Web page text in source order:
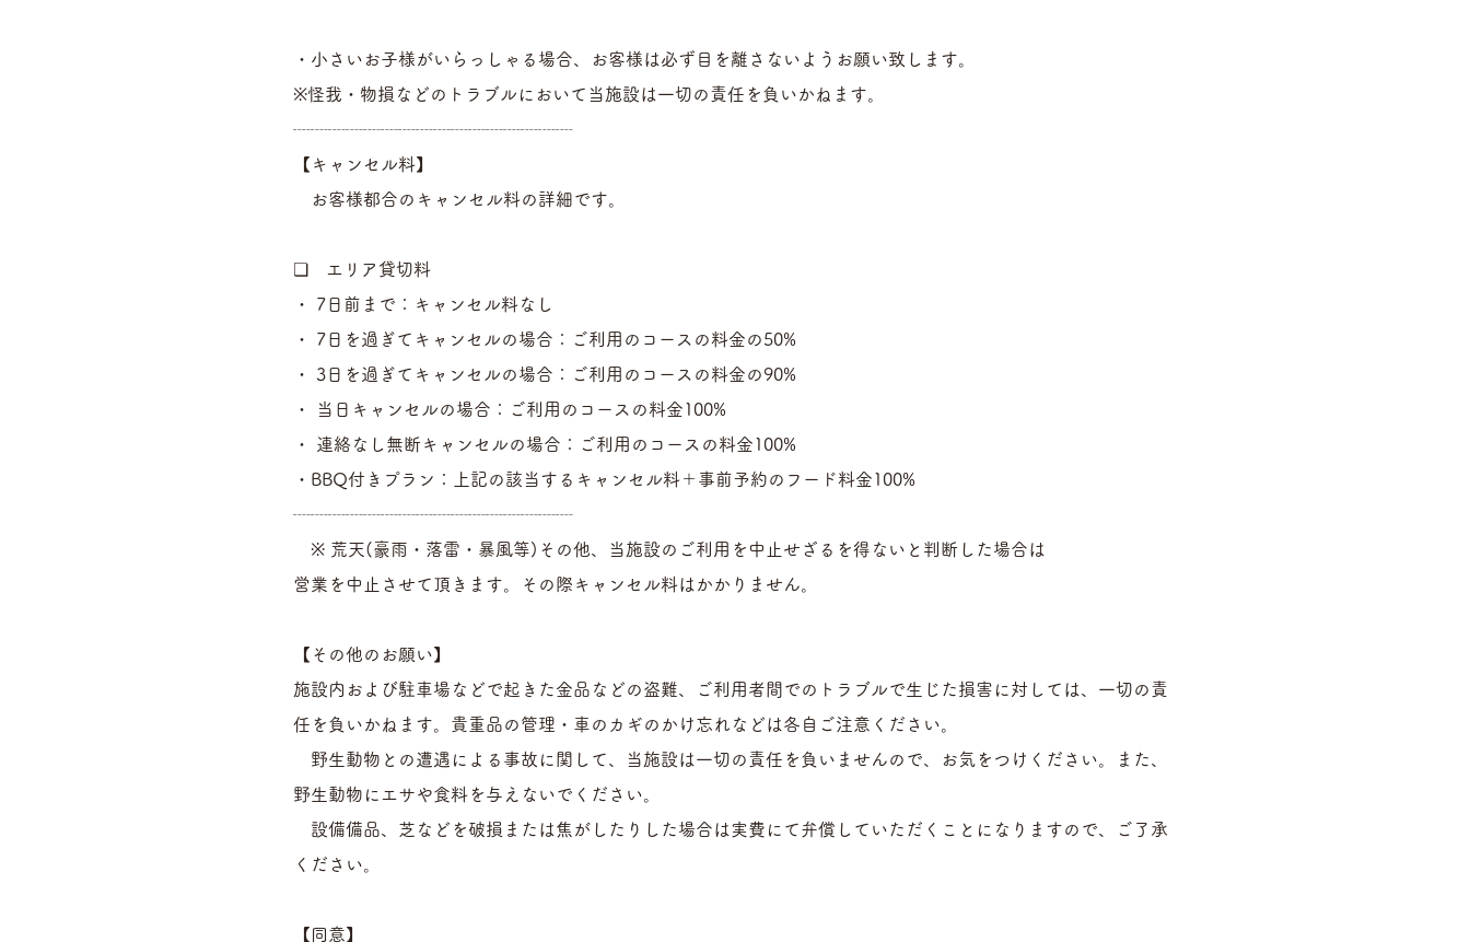
・小さいお子様がいらっしゃる場合、お客様は必ず目を離さないようお願い致します。
※怪我・物損などのトラブルにおいて当施設は一切の責任を負いかねます。
┈┈┈┈┈┈┈┈┈┈┈┈┈┈┈┈
【キャンセル料】
お客様都合のキャンセル料の詳細です。
❏ エリア貸切料
・ 7日前まで：キャンセル料なし
・ 7日を過ぎてキャンセルの場合：ご利用のコースの料金の50%
・ 3日を過ぎてキャンセルの場合：ご利用のコースの料金の90%
・ 当日キャンセルの場合：ご利用のコースの料金100%
・ 連絡なし無断キャンセルの場合：ご利用のコースの料金100%
​・BBQ付きプラン：上記の該当するキャンセル料＋事前予約のフード料金100%
┈┈┈┈┈┈┈┈┈┈┈┈┈┈┈┈
※ 荒天(豪雨・落雷・暴風等)その他、当施設のご利用を中止せざるを得ないと判断した場合は
営業を中止させて頂きます。その際キャンセル料はかかりません。
【その他のお願い】
施設内および駐車場などで起きた金品などの盗難、ご利用者間でのトラブルで生じた損害に対しては、一切の責
任を負いかねます。貴重品の管理・車のカギのかけ忘れなどは各自ご注意ください。
野生動物との遭遇による事故に関して、当施設は一切の責任を負いませんので、お気をつけください。また、
野生動物にエサや食料を与えないでください。
設備備品、芝などを破損または焦がしたりした場合は実費にて弁償していただくことになりますので、ご了承
ください。
【同意】